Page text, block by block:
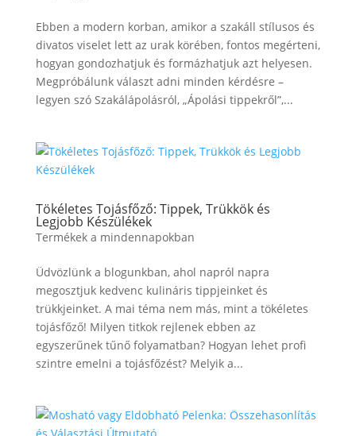
Ebben a modern korban, amikor a szakáll stílusos és
divatos viselet lett az urak körében, fontos megérteni,
hogyan gondozhatjuk és formázhatjuk azt helyesen.
Megpróbálunk választ adni minden kérdésre –
legyen szó Szakálápolásról, „Ápolási tippekről”,...
Tökéletes Tojásfőző: Tippek, Trükkök és
Legjobb Készülékek
Termékek a mindennapokban
Üdvözlünk a blogunkban, ahol napról napra
megosztjuk kedvenc kulináris tippjeinket és
trükkjeinket. A mai téma nem más, mint a tökéletes
tojásfőző! Milyen titkok rejlenek ebben az
egyszerűnek tűnő folyamatban? Hogyan lehet profi
szintre emelni a tojásfőzést? Melyik a...